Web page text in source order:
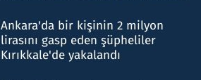
Ankara'da bir kişinin 2 milyon
lirasını gasp eden şüpheliler
Kırıkkale'de yakalandı